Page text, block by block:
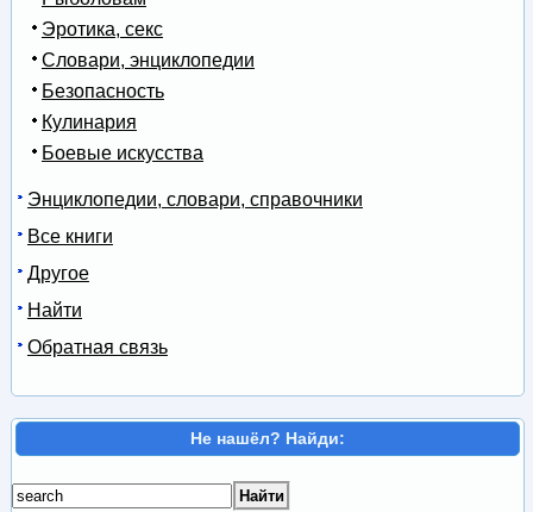
Эротика, секс
Словари, энциклопедии
Безопасность
Кулинария
Боевые искусства
Энциклопедии, словари, справочники
Все книги
Другое
Найти
Обратная связь
Не нашёл? Найди: